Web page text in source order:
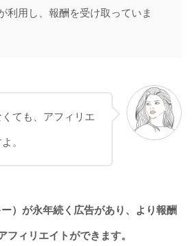
利用し、報酬を受け取っていま
ても、アフィリエ
。
）が永年続く広告があり、より報酬
ィリエイトができます。